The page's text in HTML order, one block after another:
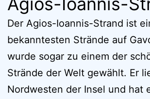
Der Agios-Ioannis-Strand ist
bekanntesten Strände auf
wurde sogar zu einem der
Strände der Welt gewählt. Er
Nordwesten der Insel und hat